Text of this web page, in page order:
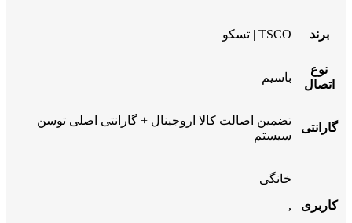
برند TSCO | تسکو
نوع
اتصال
باسیم
گارانتی
تضمین اصالت کالا اروجینال + گارانتی اصلی توسن
سیستم
کاربری
خانگی
,